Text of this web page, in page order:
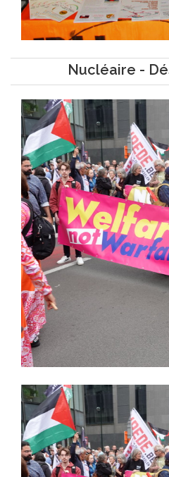
Nucléaire -